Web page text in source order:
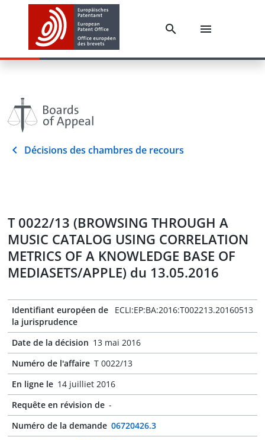
Décisions des chambres de recours
T 0022/13 (BROWSING THROUGH A
MUSIC CATALOG USING CORRELATION
METRICS OF A KNOWLEDGE BASE OF
MEDIASETS/APPLE) du 13.05.2016
Identifiant européen de
la jurisprudence
ECLI:EP:BA:2016:T002213.20160513
Date de la décision 13 mai 2016
Numéro de l'affaire T 0022/13
En ligne le 14 juilliet 2016
Requête en révision de -
Numéro de la demande 06720426.3